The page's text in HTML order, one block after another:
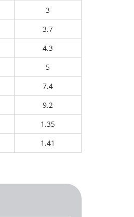
3
3.7
4.3
5
7.4
9.2
1.35
1.41